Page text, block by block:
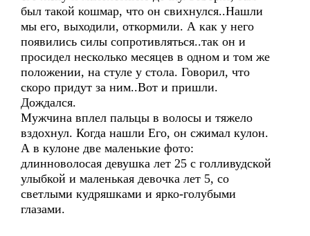
был такой кошмар, что он свихнулся..Нашли
мы его, выходили, откормили. А как у него
появились силы сопротивляться..так он и
просидел несколько месяцев в одном и том же
положении, на стуле у стола. Говорил, что
скоро придут за ним..Вот и пришли.
Дождался.
Мужчина вплел пальцы в волосы и тяжело
вздохнул. Когда нашли Его, он сжимал кулон.
А в кулоне две маленькие фото:
длинноволосая девушка лет 25 с голливудской
улыбкой и маленькая девочка лет 5, со
светлыми кудряшками и ярко-голубыми
глазами.